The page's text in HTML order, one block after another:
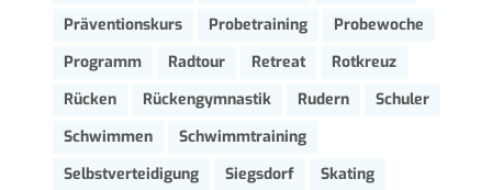
Präventionskurs
Probetraining
Probewoche
Programm
Radtour Retreat
Rotkreuz
Rücken
Rückengymnastik Rudern
Schuler
Schwimmen
Schwimmtraining
Selbstverteidigung
Siegsdorf
Skating